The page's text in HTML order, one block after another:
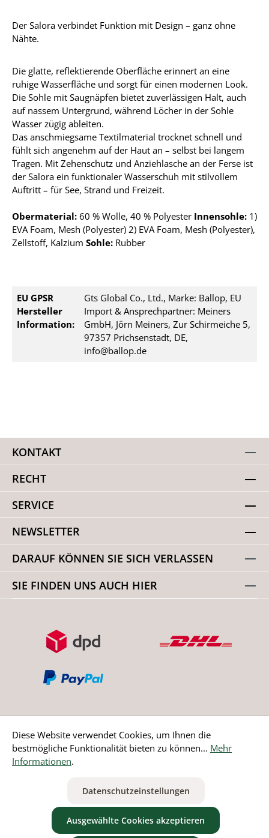
Der Salora verbindet Funktion mit Design – ganz ohne
Nähte.
Die glatte, reflektierende Oberfläche erinnert an eine
ruhige Wasserfläche und sorgt für einen modernen Look.
Die Sohle mit Saugnäpfen bietet zuverlässigen Halt, auch
auf nassem Untergrund, während Löcher in der Sohle
Wasser zügig ableiten.
Das anschmiegsame Textilmaterial trocknet schnell und
fühlt sich angenehm auf der Haut an – selbst bei langem
Tragen. Mit Zehenschutz und Anziehlasche an der Ferse ist
der Salora ein funktionaler Wasserschuh mit stilvollem
Auftritt – für See, Strand und Freizeit.
Obermaterial: 60 % Wolle, 40 % Polyester Innensohle: 1)
EVA Foam, Mesh (Polyester) 2) EVA Foam, Mesh (Polyester),
Zellstoff, Kalzium Sohle: Rubber
EU GPSR
Hersteller
Information:
Gts Global Co., Ltd., Marke: Ballop, EU
Import & Ansprechpartner: Meiners
GmbH, Jörn Meiners, Zur Schirmeiche 5,
97357 Prichsenstadt, DE,
info@ballop.de
KONTAKT
RECHT
SERVICE
NEWSLETTER
DARAUF KÖNNEN SIE SICH VERLASSEN
SIE FINDEN UNS AUCH HIER
Bestellung widerrufen
ausgenommen Nicht EU-Länder
Diese Website verwendet Cookies, um Ihnen die
bestmögliche Funktionalität bieten zu können... Mehr
Informationen.
Datenschutzeinstellungen
Ausgewählte Cookies akzeptieren